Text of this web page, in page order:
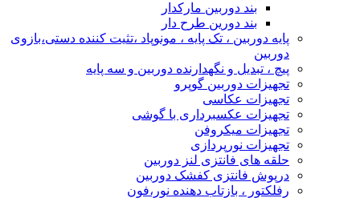
بند دوربین مارکدار
بند دورین طرح دار
پایه دوربین ، تک پایه ، مونوپاد ،تثیت کننده دستی،بازوی
دوربین
پیچ ، تبدیل و نگهدارنده دوربین و سه پایه
تجهیزات دوربین گوپرو
تجهیزات عکاسی
تجهیزات عکسبرداری با گوشی
تجهیزات میکروفن
تجهیزات نورپردازی
حلقه های فانتزی لنز دوربین
درپوش فانتزی کفشک دوربین
رفلکتور ، بازتاب دهنده نور،فون